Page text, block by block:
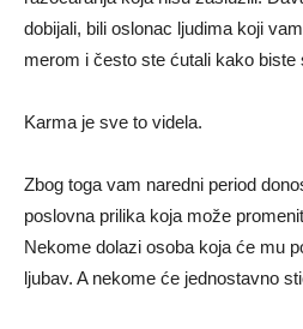
dobijali, bili oslonac ljudima koji
merom i često ste ćutali kako biste
Karma je sve to videla.
Zbog toga vam naredni period
poslovna prilika koja može
Nekome dolazi osoba koja će mu
ljubav. A nekome će jednostavno